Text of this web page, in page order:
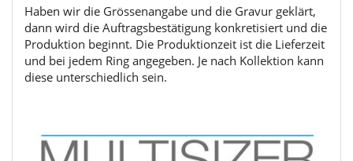
Haben wir die Grössenangabe und die Gravur geklärt,
dann wird die Auftragsbestätigung konkretisiert und die
Produktion beginnt. Die Produktionzeit ist die Lieferzeit
und bei jedem Ring angegeben. Je nach Kollektion kann
diese unterschiedlich sein.